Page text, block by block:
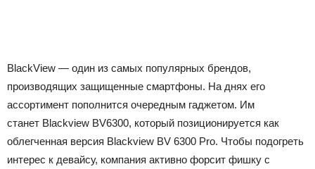
BlackView — один из самых популярных брендов,
производящих защищенные смартфоны. На днях его
ассортимент пополнится очередным гаджетом. Им
станет Blackview BV6300, который позиционируется как
облегченная версия Blackview BV 6300 Pro. Чтобы подогреть
интерес к девайсу, компания активно форсит фишку с